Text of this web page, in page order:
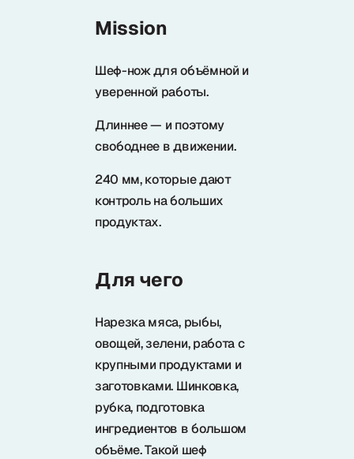
Mission
Шеф-нож для объёмной и
уверенной работы.
Длиннее — и поэтому
свободнее в движении.
240 мм, которые дают
контроль на больших
продуктах.
Для чего
Нарезка мяса, рыбы,
овощей, зелени, работа с
крупными продуктами и
заготовками. Шинковка,
рубка, подготовка
ингредиентов в большом
объёме. Такой шеф